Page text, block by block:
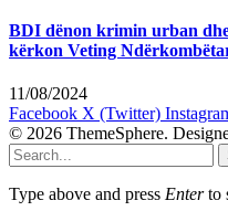
BDI dënon krimin urban
kërkon Veting
11/08/2024
Facebook X (Twitter)
© 2026 ThemeSphere.
Type above and press Enterto